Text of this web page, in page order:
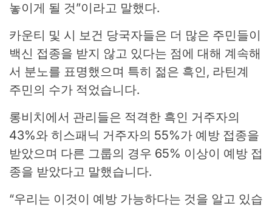
놓이게 될 것”이라고 말했다.
카운티 및 시 보건 당국자들은 더 많은 주민들이
백신 접종을 받지 않고 있다는 점에 대해 계속해
서 분노를 표명했으며 특히 젊은 흑인, 라틴계
주민의 수가 적었습니다.
롱비치에서 관리들은 적격한 흑인 거주자의
43%와 히스패닉 거주자의 55%가 예방 접종을
받았으며 다른 그룹의 경우 65% 이상이 예방 접
종을 받았다고 말했습니다.
“우리는 이것이 예방 가능하다는 것을 알고 있습